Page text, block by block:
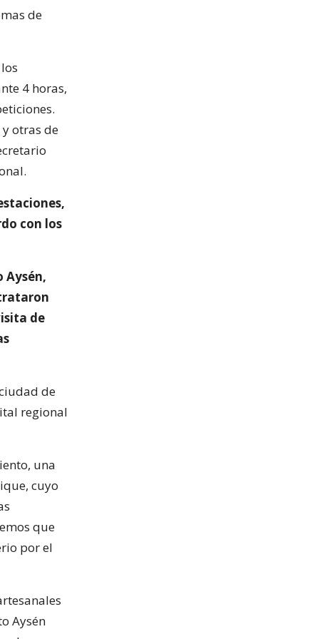
de
4 horas,
otras de
con los
Aysén,
de
de
regional
una
cuyo
que
por el
Aysén